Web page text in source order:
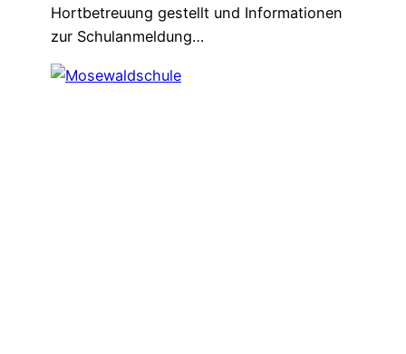
Hortbetreuung gestellt und Informationen
zur Schulanmeldung…